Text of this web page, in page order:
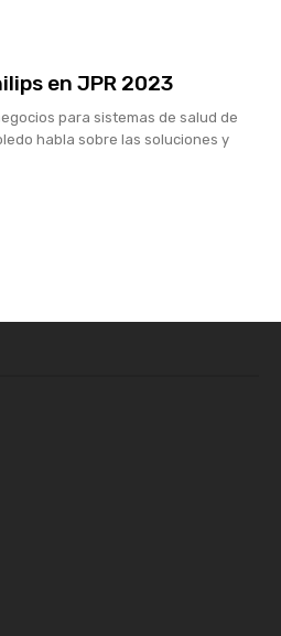
en JPR 2023
para sistemas de salud de
habla sobre las soluciones y